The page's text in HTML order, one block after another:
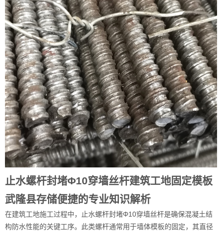
止水螺杆封堵Φ10穿墙丝杆建筑工地固定模板
武隆县存储便捷的专业知识解析
在建筑工地施工过程中，止水螺杆封堵Φ10穿墙丝杆是确保混凝土结
构防水性能的关键工序。此类螺杆通常用于墙体模板的固定，其直径